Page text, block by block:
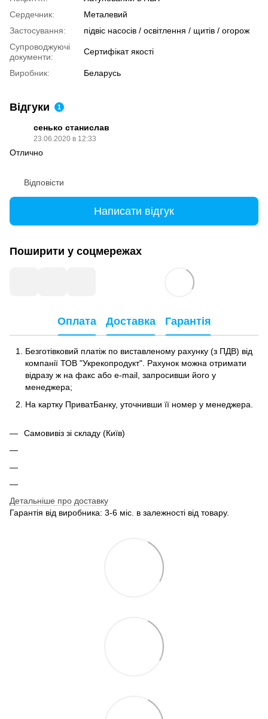
Сердечник:
Металевий
Застосування:
підвіс насосів / освітлення / щитів / огорож
Супроводжуючі
документи:
Сертифікат якості
Виробник: Беларусь
Відгуки 1
сенько станислав
23.06.2020 в 12:33
Отлично
Відповісти
Написати відгук
Поширити у соцмережах
Оплата Доставка Гарантія
Безготівковий платіж по виставленому рахунку (з ПДВ) від
компанії ТОВ "Укрекопродукт". Рахунок можна отримати
відразу ж на факс або e-mail, запросивши його у
менеджера;
На картку ПриватБанку, уточнивши її номер у менеджера.
Самовивіз зі складу (Київ)
Детальніше про доставку
Гарантія від виробника: 3-6 міс. в залежності від товару.